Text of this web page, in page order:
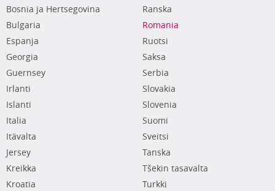
Bosnia ja Hertsegovina
Bulgaria
Espanja
Georgia
Guernsey
Irlanti
Islanti
Italia
Itävalta
Jersey
Kreikka
Kroatia
Ranska
Romania
Ruotsi
Saksa
Serbia
Slovakia
Slovenia
Suomi
Sveitsi
Tanska
Tšekin tasavalta
Turkki